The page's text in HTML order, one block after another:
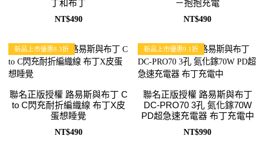
丁和布丁
NT$490
－抱抱充電
NT$490
新品上市優惠8.3折
聯名正版授權 路易斯與布丁 C
to C閃充耐折編織線 布丁X皮
蛋想睡覺
NT$490
新品上市優惠9.1折
聯名正版授權 路易斯與布丁
DC-PRO70 3孔 氮化鎵70W
PD超急速充電器 布丁充電中
NT$990